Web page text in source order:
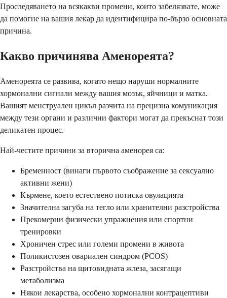
Проследяването на всякакви промени, които забелязвате, може
да помогне на вашия лекар да идентифицира по-бързо основната
причина.
Какво причинява Аменореята?
Аменореята се развива, когато нещо наруши нормалните
хормонални сигнали между вашия мозък, яйчници и матка.
Вашият менструален цикъл разчита на прецизна комуникация
между тези органи и различни фактори могат да прекъснат този
деликатен процес.
Най-честите причини за вторична аменорея са:
Бременност (винаги първото съображение за сексуално
активни жени)
Кърмене, което естествено потиска овулацията
Значителна загуба на тегло или хранителни разстройства
Прекомерни физически упражнения или спортни
тренировки
Хроничен стрес или големи промени в живота
Поликистозен овариален синдром (PCOS)
Разстройства на щитовидната жлеза, засягащи
метаболизма
Някои лекарства, особено хормонални контрацептиви